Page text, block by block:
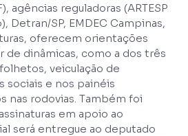
agências reguladoras (ARTESP
Detran/SP, EMDEC Campinas,
oferecem orientações
de dinâmicas, como a dos três
veiculação de
sociais e nos painéis
nas rodovias. Também foi
em apoio ao
será entregue ao deputado